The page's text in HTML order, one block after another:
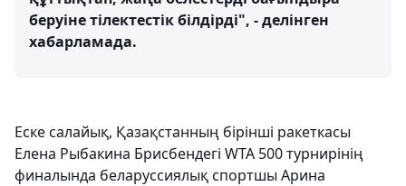
беруіне тілектестік білдірді", - делінген
хабарламада.
Еске салайық, Қазақстанның бірінші ракеткасы
Елена Рыбакина Брисбендегі WTA 500 турнирінің
финалында беларуссиялық спортшы Арина